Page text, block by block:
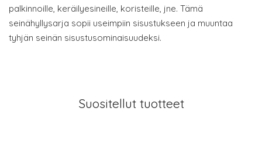
palkinnoille, keräilyesineille, koristeille, jne. Tämä
seinähyllysarja sopii useimpiin sisustukseen ja muuntaa
tyhjän seinän sisustusominaisuudeksi.
Suositellut tuotteet